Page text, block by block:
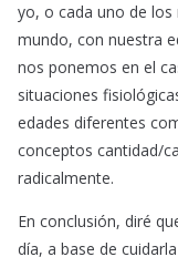
yo, o cada uno de los
mundo, con nuestra
nos ponemos en el
situaciones
edades diferentes
conceptos cantidad/
radicalmente.
En conclusión, diré
día, a base de